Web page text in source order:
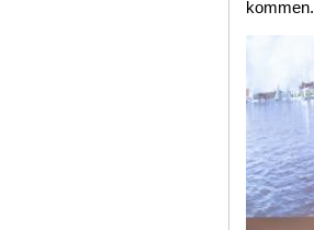
kommen.